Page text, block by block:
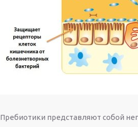
Пребиотики представляют собой